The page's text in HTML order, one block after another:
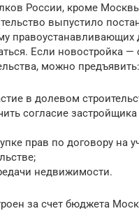
России, кроме
выпустило
правоустанавливающих
Если новостройка —
можно предъявить:
в долевом
согласие
прав по договору на
недвижимости.
за счет бюджета